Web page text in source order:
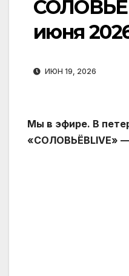
июня
ИЮН 19, 2026
Мы в эфире. В
«СОЛОВЬЁВLIVE»